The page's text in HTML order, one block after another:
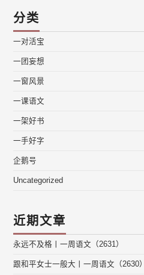
分类
一对活宝
一团妄想
一窗风景
一课语文
一架好书
一手好字
企鹅号
Uncategorized
近期文章
永远不及格丨一周语文（2631）
跟和平女士一般大丨一周语文（2630）